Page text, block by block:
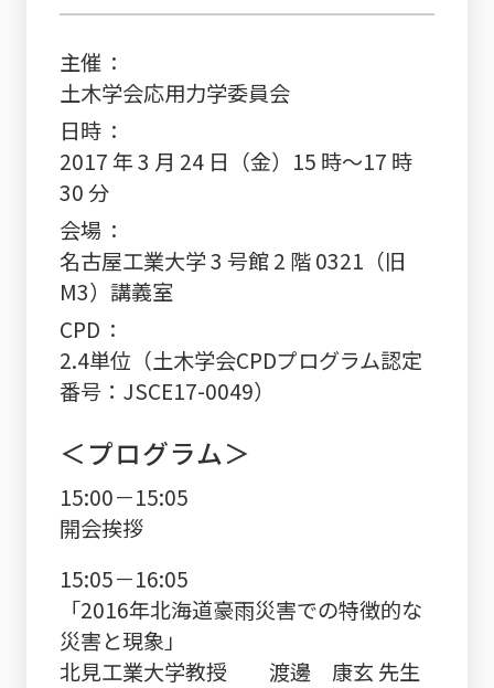
主催
土木学会応用力学委員会
日時
2017 年 3 月 24 日（金）15 時～17 時
30 分
会場
名古屋工業大学 3 号館 2 階 0321（旧
M3）講義室
CPD
2.4単位（土木学会CPDプログラム認定
番号：JSCE17-0049）
＜プログラム＞
15:00－15:05
開会挨拶
15:05－16:05
「2016年北海道豪雨災害での特徴的な
災害と現象」
北見工業大学教授 渡邊 康玄 先生